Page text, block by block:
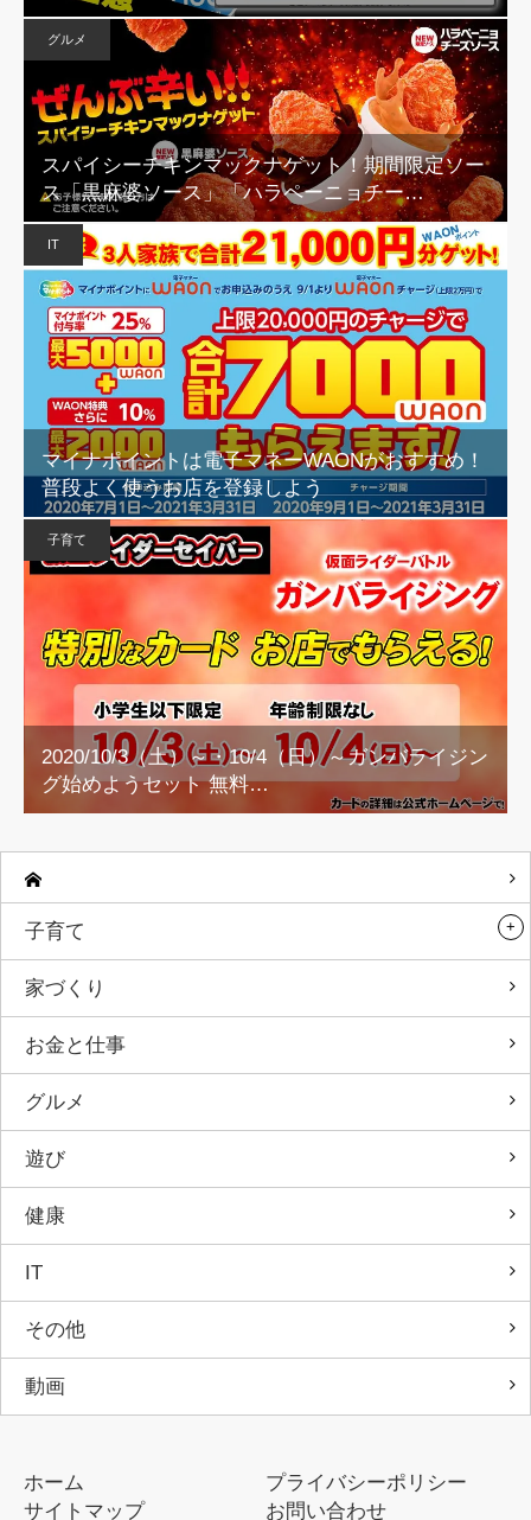
グルメ
スパイシーチキンマックナゲット！期間限定ソー
ス「黒麻婆ソース」「ハラペーニョチー…
IT
マイナポイントは電子マネーWAONがおすすめ！
普段よく使うお店を登録しよう
子育て
2020/10/3（土）～・10/4（日）～ガンバライジン
グ始めようセット 無料…
子育て
家づくり
お金と仕事
グルメ
遊び
健康
IT
その他
動画
ホーム
サイトマップ
プライバシーポリシー
お問い合わせ